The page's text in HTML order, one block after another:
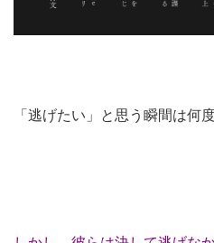
「逃げたい」と思う瞬間は何